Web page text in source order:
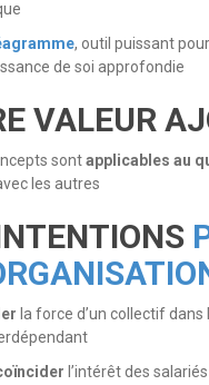
, outil puissant
de soi approfondie
VALEUR
sontapplicables au
les autres
la force d’un collectif
l’intérêt des